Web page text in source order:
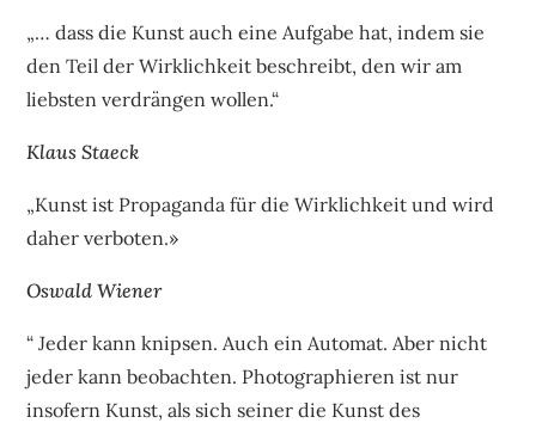
„… dass die Kunst auch eine Aufgabe hat, indem sie
den Teil der Wirklichkeit beschreibt, den wir am
liebsten verdrängen wollen.“
Klaus Staeck
„Kunst ist Propaganda für die Wirklichkeit und wird
daher verboten.»
Oswald Wiener
“ Jeder kann knipsen. Auch ein Automat. Aber nicht
jeder kann beobachten. Photographieren ist nur
insofern Kunst, als sich seiner die Kunst des